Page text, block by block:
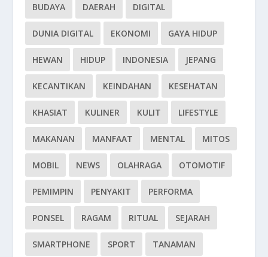
BUDAYA DAERAH DIGITAL
DUNIA DIGITAL EKONOMI GAYA HIDUP
HEWAN HIDUP INDONESIA JEPANG
KECANTIKAN KEINDAHAN KESEHATAN
KHASIAT KULINER KULIT LIFESTYLE
MAKANAN MANFAAT MENTAL MITOS
MOBIL NEWS OLAHRAGA OTOMOTIF
PEMIMPIN PENYAKIT PERFORMA
PONSEL RAGAM RITUAL SEJARAH
SMARTPHONE SPORT TANAMAN